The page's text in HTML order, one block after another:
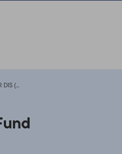
(...